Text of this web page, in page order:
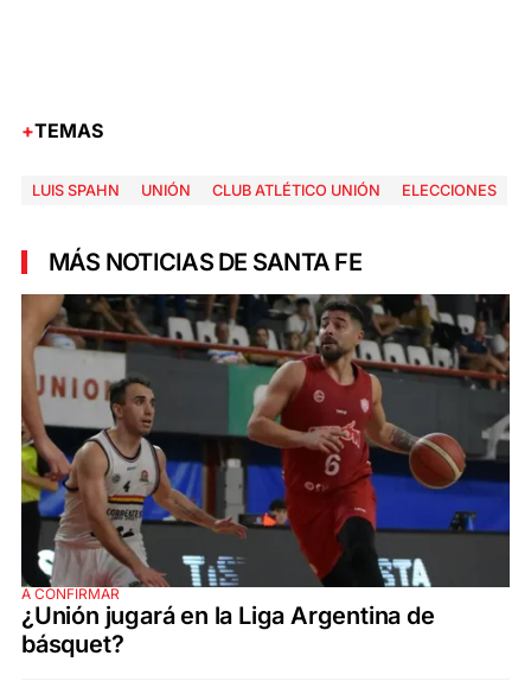
TEMAS
LUIS SPAHN UNIÓN CLUB ATLÉTICO UNIÓN ELECCIONES
MÁS NOTICIAS DE SANTA FE
A CONFIRMAR
¿Unión jugará en la Liga Argentina de
básquet?